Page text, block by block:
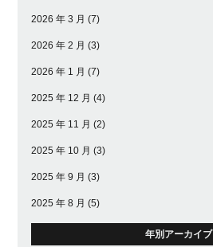
2026 年 3 月 (7)
2026 年 2 月 (3)
2026 年 1 月 (7)
2025 年 12 月 (4)
2025 年 11 月 (2)
2025 年 10 月 (3)
2025 年 9 月 (3)
2025 年 8 月 (5)
年別アーカイブ